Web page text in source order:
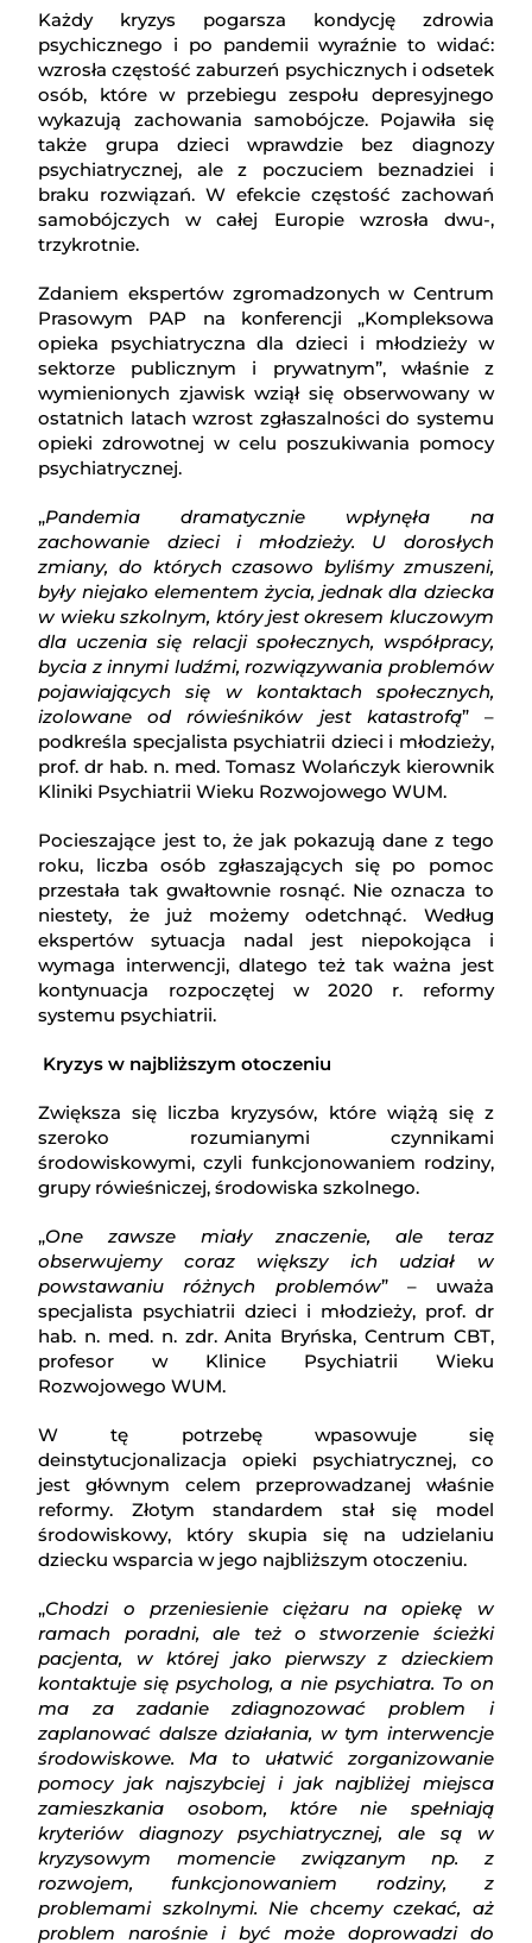
Każdy kryzys pogarsza kondycję zdrowia
psychicznego i po pandemii wyraźnie to widać:
wzrosła częstość zaburzeń psychicznych i odsetek
osób, które w przebiegu zespołu depresyjnego
wykazują zachowania samobójcze. Pojawiła się
także grupa dzieci wprawdzie bez diagnozy
psychiatrycznej, ale z poczuciem beznadziei i
braku rozwiązań. W efekcie częstość zachowań
samobójczych w całej Europie wzrosła dwu-,
trzykrotnie.
Zdaniem ekspertów zgromadzonych w Centrum
Prasowym PAP na konferencji „Kompleksowa
opieka psychiatryczna dla dzieci i młodzieży w
sektorze publicznym i prywatnym”, właśnie z
wymienionych zjawisk wziął się obserwowany w
ostatnich latach wzrost zgłaszalności do systemu
opieki zdrowotnej w celu poszukiwania pomocy
psychiatrycznej.
„Pandemia dramatycznie wpłynęła na
zachowanie dzieci i młodzieży. U dorosłych
zmiany, do których czasowo byliśmy zmuszeni,
były niejako elementem życia, jednak dla dziecka
w wieku szkolnym, który jest okresem kluczowym
dla uczenia się relacji społecznych, współpracy,
bycia z innymi ludźmi, rozwiązywania problemów
pojawiających się w kontaktach społecznych,
izolowane od rówieśników jest katastrofą” –
podkreśla specjalista psychiatrii dzieci i młodzieży,
prof. dr hab. n. med. Tomasz Wolańczyk kierownik
Kliniki Psychiatrii Wieku Rozwojowego WUM.
Pocieszające jest to, że jak pokazują dane z tego
roku, liczba osób zgłaszających się po pomoc
przestała tak gwałtownie rosnąć. Nie oznacza to
niestety, że już możemy odetchnąć. Według
ekspertów sytuacja nadal jest niepokojąca i
wymaga interwencji, dlatego też tak ważna jest
kontynuacja rozpoczętej w 2020 r. reformy
systemu psychiatrii.
Kryzys w najbliższym otoczeniu
Zwiększa się liczba kryzysów, które wiążą się z
szeroko rozumianymi czynnikami
środowiskowymi, czyli funkcjonowaniem rodziny,
grupy rówieśniczej, środowiska szkolnego.
„One zawsze miały znaczenie, ale teraz
obserwujemy coraz większy ich udział w
powstawaniu różnych problemów” – uważa
specjalista psychiatrii dzieci i młodzieży, prof. dr
hab. n. med. n. zdr. Anita Bryńska, Centrum CBT,
profesor w Klinice Psychiatrii Wieku
Rozwojowego WUM.
W tę potrzebę wpasowuje się
deinstytucjonalizacja opieki psychiatrycznej, co
jest głównym celem przeprowadzanej właśnie
reformy. Złotym standardem stał się model
środowiskowy, który skupia się na udzielaniu
dziecku wsparcia w jego najbliższym otoczeniu.
„Chodzi o przeniesienie ciężaru na opiekę w
ramach poradni, ale też o stworzenie ścieżki
pacjenta, w której jako pierwszy z dzieckiem
kontaktuje się psycholog, a nie psychiatra. To on
ma za zadanie zdiagnozować problem i
zaplanować dalsze działania, w tym interwencje
środowiskowe. Ma to ułatwić zorganizowanie
pomocy jak najszybciej i jak najbliżej miejsca
zamieszkania osobom, które nie spełniają
kryteriów diagnozy psychiatrycznej, ale są w
kryzysowym momencie związanym np. z
rozwojem, funkcjonowaniem rodziny, z
problemami szkolnymi. Nie chcemy czekać, aż
problem narośnie i być może doprowadzi do